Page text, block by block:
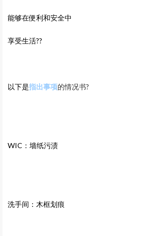
能够在便利和安全中
享受生活??
以下是指出事项的情况书?
WIC：墙纸污渍
洗手间：木框划痕